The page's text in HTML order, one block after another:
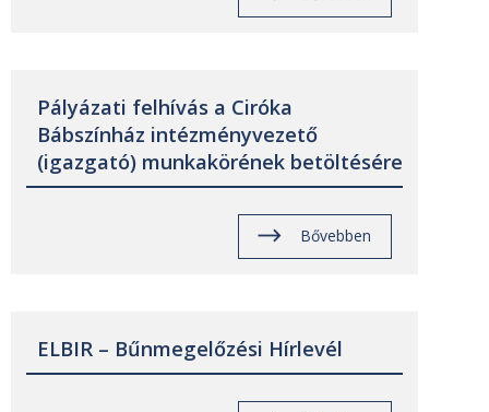
Pályázati felhívás a Ciróka
Bábszínház intézményvezető
(igazgató) munkakörének betöltésére
Bővebben
ELBIR – Bűnmegelőzési Hírlevél